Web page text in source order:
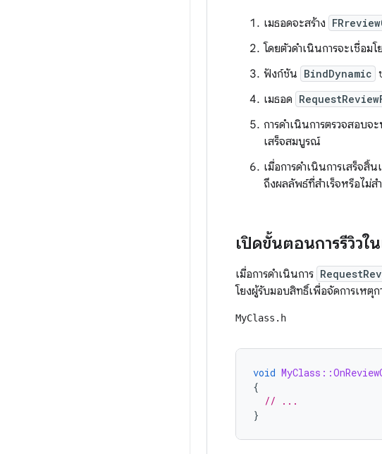
เมธอดจะสร้าง
โดยตัวดำเนินการจะเชื่อม
ฟังก์ชัน BindDynamic
เมธอด
การดำเนินการตรวจสอบ
เสร็จสมบูรณ์
เมื่อการดำเนินการเสร็จสิ้
ถึงผลลัพธ์ที่สำเร็จหรือไม่สำ
เปิดขั้นตอนการรีวิวใ
เมื่อการดำเนินการ
โยงผู้รับมอบสิทธิ์เพื่อจัดการเหตุ
MyClass.h
void
{
// ...
}